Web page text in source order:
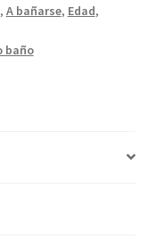
, A bañarse, Edad,
baño